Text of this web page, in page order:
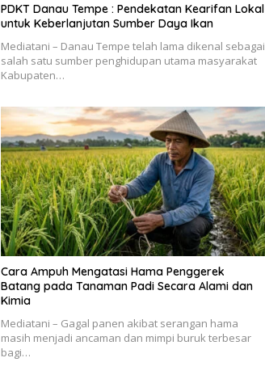
PDKT Danau Tempe : Pendekatan Kearifan Lokal
untuk Keberlanjutan Sumber Daya Ikan
Mediatani – Danau Tempe telah lama dikenal sebagai
salah satu sumber penghidupan utama masyarakat
Kabupaten…
Cara Ampuh Mengatasi Hama Penggerek
Batang pada Tanaman Padi Secara Alami dan
Kimia
Mediatani – Gagal panen akibat serangan hama
masih menjadi ancaman dan mimpi buruk terbesar
bagi…